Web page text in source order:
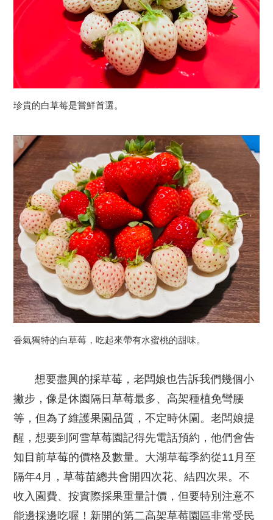
珍貴的白草莓是嘗鮮首選。
香氣獨特的白草莓，吃起來帶有水蜜桃的甜味。
想要盡興的採草莓，老闆娘也告訴我們幾個小
撇步，像是休園隔日草莓最多、高架種植免彎腰
等，但為了維護果園品質，不定時休園。老闆娘提
醒，想要到阿雪草莓園記得先電話預約，他們會告
知目前草莓的價格及數量。大湖草莓季約從11月至
隔年4月，草莓苗總共會開四次花、結四次果。不
收入園費、按實際採果重量計價，但要特別注意不
能邊採邊吃喔！新開的第二高架草莓園區非常受民